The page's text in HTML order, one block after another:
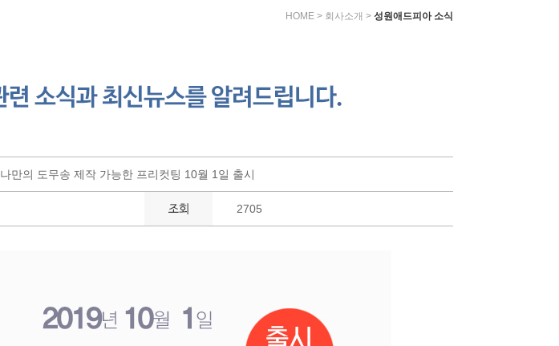
HOME > 회사소개 > 성원애드피아 소식
나만의 도무송 제작 가능한 프리컷팅 10월 1일 출시
2705